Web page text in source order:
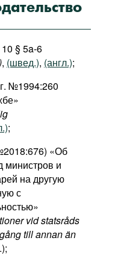
§ 5a-6
, (швед.), (англ.);
№1994:260
;
«Об
министров и
на другую
с
vid statsråds
till annan än
.);